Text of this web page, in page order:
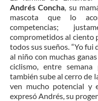
Andrés Concha, su
mascota que lo
competencias;
comprometidos al ciento
todos sus sueños. “Yo
al niño con muchas
ciclismo, entre
también sube al cerro de
ven mucho potencial y
expresó Andrés, su